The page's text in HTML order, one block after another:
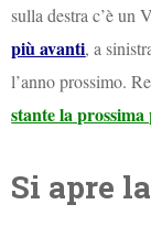
sulla destra c’è un
più avanti, a
l’anno prossimo.
stante la
Si apre